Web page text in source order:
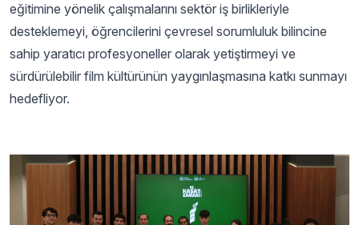
eğitimine yönelik çalışmalarını sektör iş birlikleriyle
desteklemeyi, öğrencilerini çevresel sorumluluk bilincine
sahip yaratıcı profesyoneller olarak yetiştirmeyi ve
sürdürülebilir film kültürünün yaygınlaşmasına katkı sunmayı
hedefliyor.